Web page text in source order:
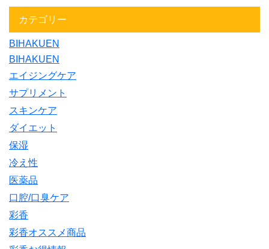
カテゴリー
BIHAKUEN
BIHAKUEN
エイジングケア
サプリメント
スキンケア
ダイエット
保湿
冷え性
医薬品
口腔/口臭ケア
彩香
彩香オススメ商品